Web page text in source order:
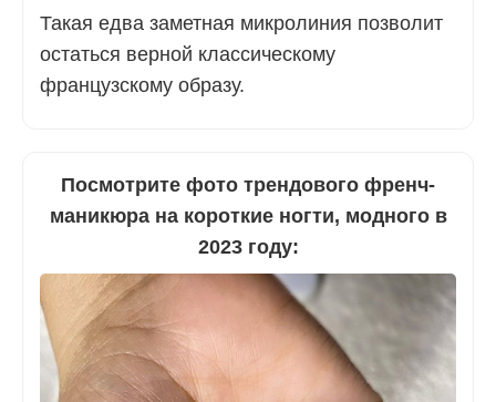
Такая едва заметная микролиния позволит
остаться верной классическому
французскому образу.
Посмотрите фото трендового френч-
маникюра на короткие ногти, модного в
2023 году: